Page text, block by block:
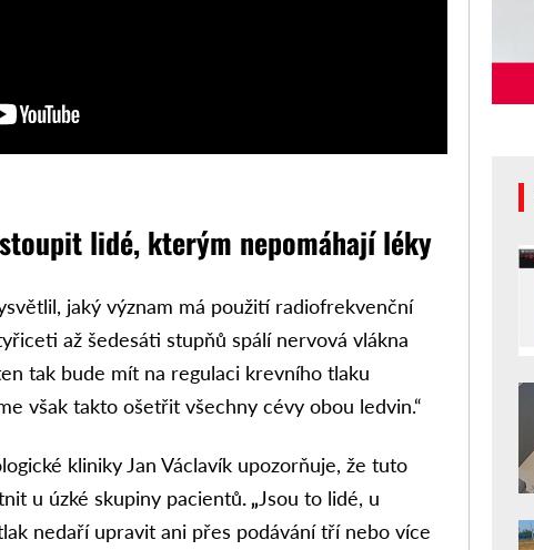
lidé, kterým nepomáhají léky
jaký význam má použití radiofrekvenční
až šedesáti stupňů spálí nervová vlákna
tak bude mít na regulaci krevního tlaku
však takto ošetřit všechny cévy obou ledvin.“
kliniky Jan Václavík upozorňuje, že tuto
u úzké skupiny pacientů. „Jsou to lidé, u
nedaří upravit ani přes podávání tří nebo více